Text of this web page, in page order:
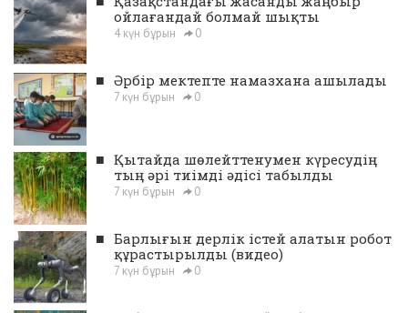
ойлағандай болмай шықты
4 күн бұрын 0
■ Әрбір мектепте намазхана ашылады
7 күн бұрын 0
■ Қытайда шөлейттенумен күресудің
тың әрі тиімді әдісі табылды
7 күн бұрын 0
■ Барлығын дерлік істей алатын робот
құрастырылды (видео)
7 күн бұрын 0